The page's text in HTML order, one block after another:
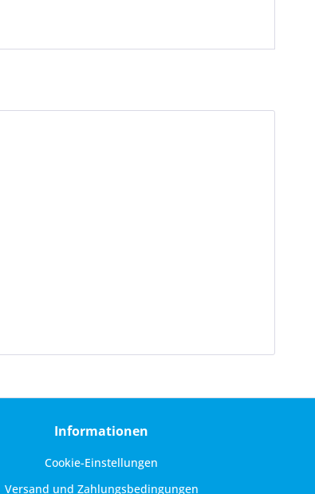
Informationen
Cookie-Einstellungen
Versand und Zahlungsbedingungen